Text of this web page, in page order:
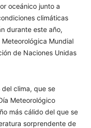
oceánico junto a
climáticas
durante este año,
Mundial
de Naciones Unidas
clima, que se
Meteorológico
más cálido del que se
sorprendente de